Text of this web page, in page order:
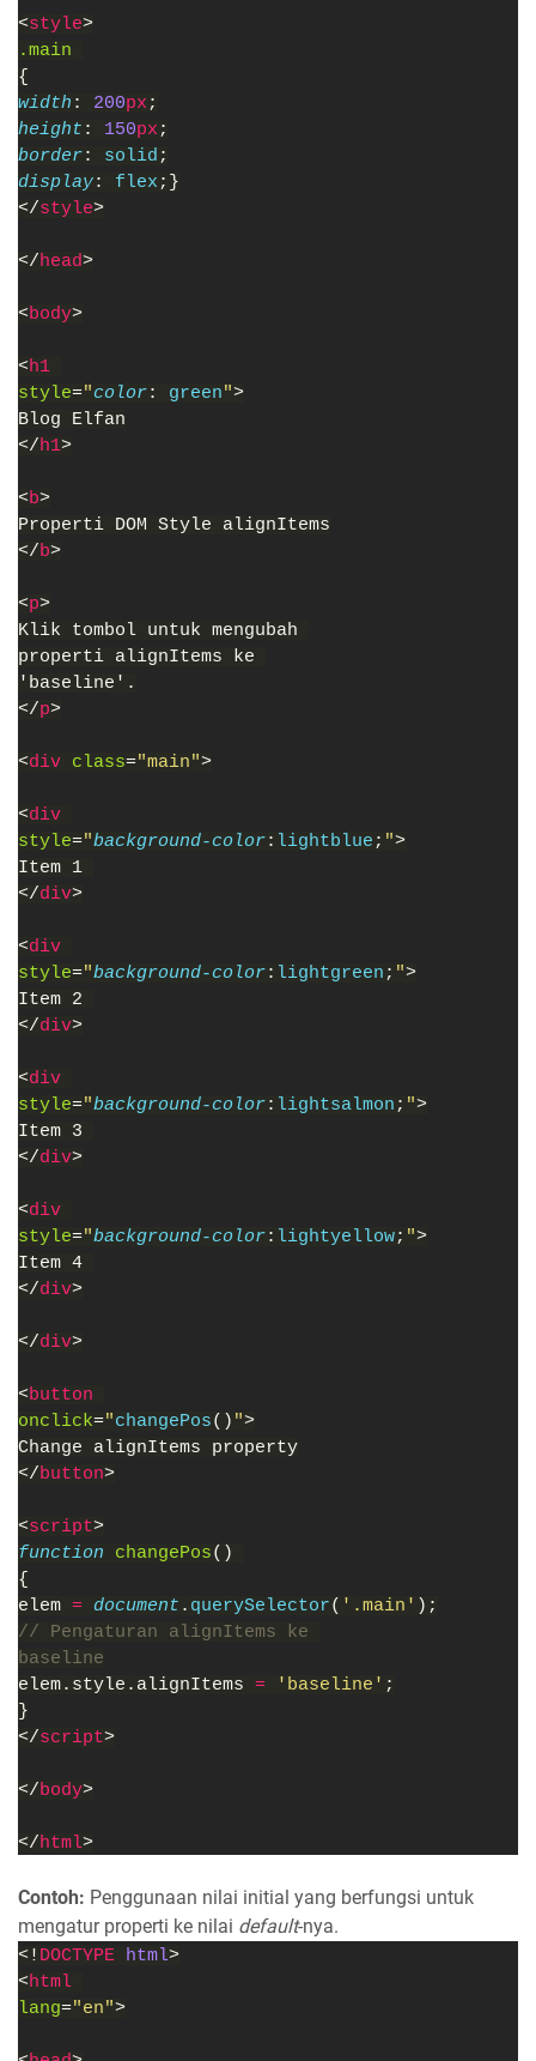
<style>
.main
{
width : 200px ;
height : 150px ;
border: solid ;
display: flex ;}
</style>
</head>
<body>
<h1
style="color: green">
Blog Elfan
</h1>
<b>
Properti DOM Style alignItems
</b>
<p>
Klik tombol untuk mengubah
properti alignItems ke
'baseline'.
</p>
<div class="main">
<div
style="background-color: lightblue ; ">
Item 1
</div>
<div
style="background-color: lightgreen ; ">
Item 2
</div>
<div
style="background-color: lightsalmon ; ">
Item 3
</div>
<div
style="background-color: lightyellow; ">
Item 4
</div>
</div>
<button
onclick="changePos() ">
Change alignItems property
</button>
<script>
function changePos()
{
elem = document . querySelector( '.main' );
// Pengaturan alignItems ke
baseline
elem.style.alignItems = 'baseline' ;
}
</script>
</body>
</html>
Contoh: Penggunaan nilai initial yang berfungsi untuk
mengatur properti ke nilai default-nya.
<! DOCTYPE html>
<html
lang="en">